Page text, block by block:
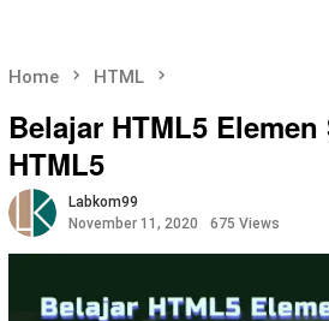
Home HTML
Belajar HTML5
HTML5
Labkom99
November 11, 2020
675 Views